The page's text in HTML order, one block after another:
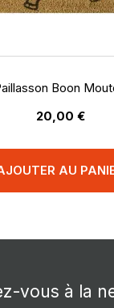
Boon
20,00 €
AU
vous à la